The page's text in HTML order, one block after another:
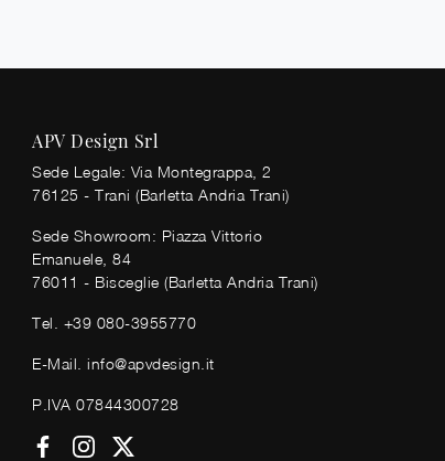
APV Design Srl
Sede Legale: Via Montegrappa, 2
76125 - Trani (Barletta Andria Trani)
Sede Showroom: Piazza Vittorio
Emanuele, 84
76011 - Bisceglie (Barletta Andria Trani)
Tel. +39 080-3955770
E-Mail. info@apvdesign.it
P.IVA 07844300728